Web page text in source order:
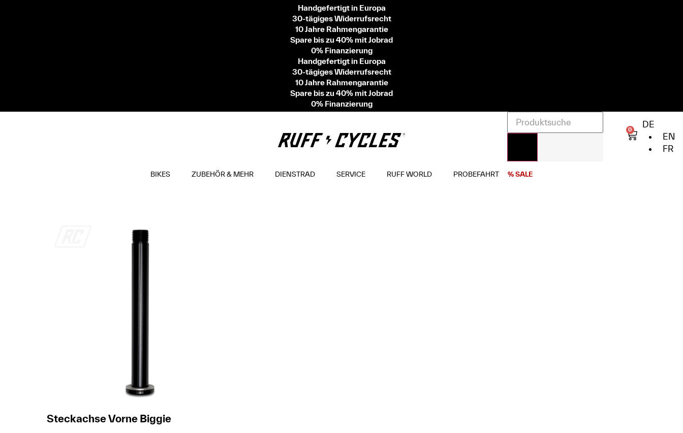
Handgefertigt in Europa
30-tägiges Widerrufsrecht
10 Jahre Rahmengarantie
Spare bis zu 40% mit Jobrad
0% Finanzierung
Handgefertigt in Europa
30-tägiges Widerrufsrecht
10 Jahre Rahmengarantie
Spare bis zu 40% mit Jobrad
0% Finanzierung
0
DE
EN
FR
BIKES ZUBEHÖR & MEHR DIENSTRAD SERVICE RUFF WORLD PROBEFAHRT % SALE
Steckachse Vorne Biggie